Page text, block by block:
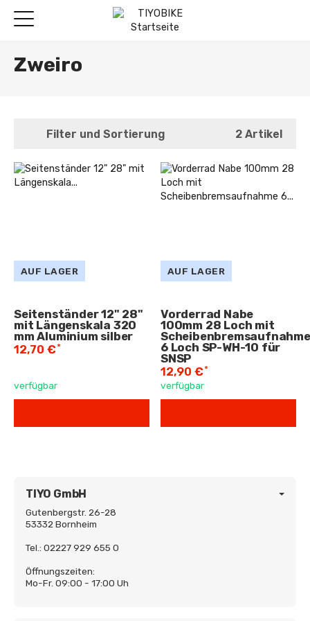
Zweiro
Filter und Sortierung 2 Artikel
AUF LAGER
Seitenständer 12" 28"
mit Längenskala 320
mm Aluminium silber
12,70 €*
verfügbar
AUF LAGER
Vorderrad Nabe
100mm 28 Loch mit
Scheibenbremsaufnahme
6 Loch SP-WH-10 für
SNSP
12,90 €*
verfügbar
TIYO GmbH
Gutenbergstr. 26-28
53332 Bornheim
Tel.: 02227 929 655 0
Öffnungszeiten:
Mo-Fr. 09:00 - 17:00 Uh